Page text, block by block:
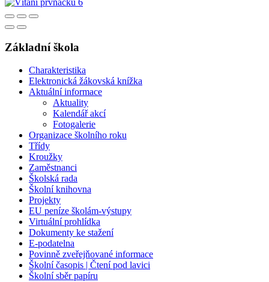
Základní škola
Charakteristika
Elektronická žákovská knížka
Aktuální informace
Aktuality
Kalendář akcí
Fotogalerie
Organizace školního roku
Třídy
Kroužky
Zaměstnanci
Školská rada
Školní knihovna
Projekty
EU peníze školám-výstupy
Virtuální prohlídka
Dokumenty ke stažení
E-podatelna
Povinně zveřejňované informace
Školní časopis | Čtení pod lavici
Školní sběr papíru